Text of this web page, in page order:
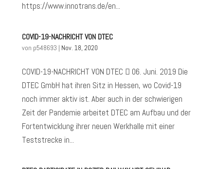
https://www.innotrans.de/en...
COVID-19-NACHRICHT VON DTEC
von p548693 | Nov. 18, 2020
COVID-19-NACHRICHT VON DTEC  06. Juni. 2019 Die
DTEC GmbH hat ihren Sitz in Hessen, wo Covid-19
noch immer aktiv ist. Aber auch in der schwierigen
Zeit der Pandemie arbeitet DTEC am Aufbau und der
Fortentwicklung ihrer neuen Werkhalle mit einer
Teststrecke in...